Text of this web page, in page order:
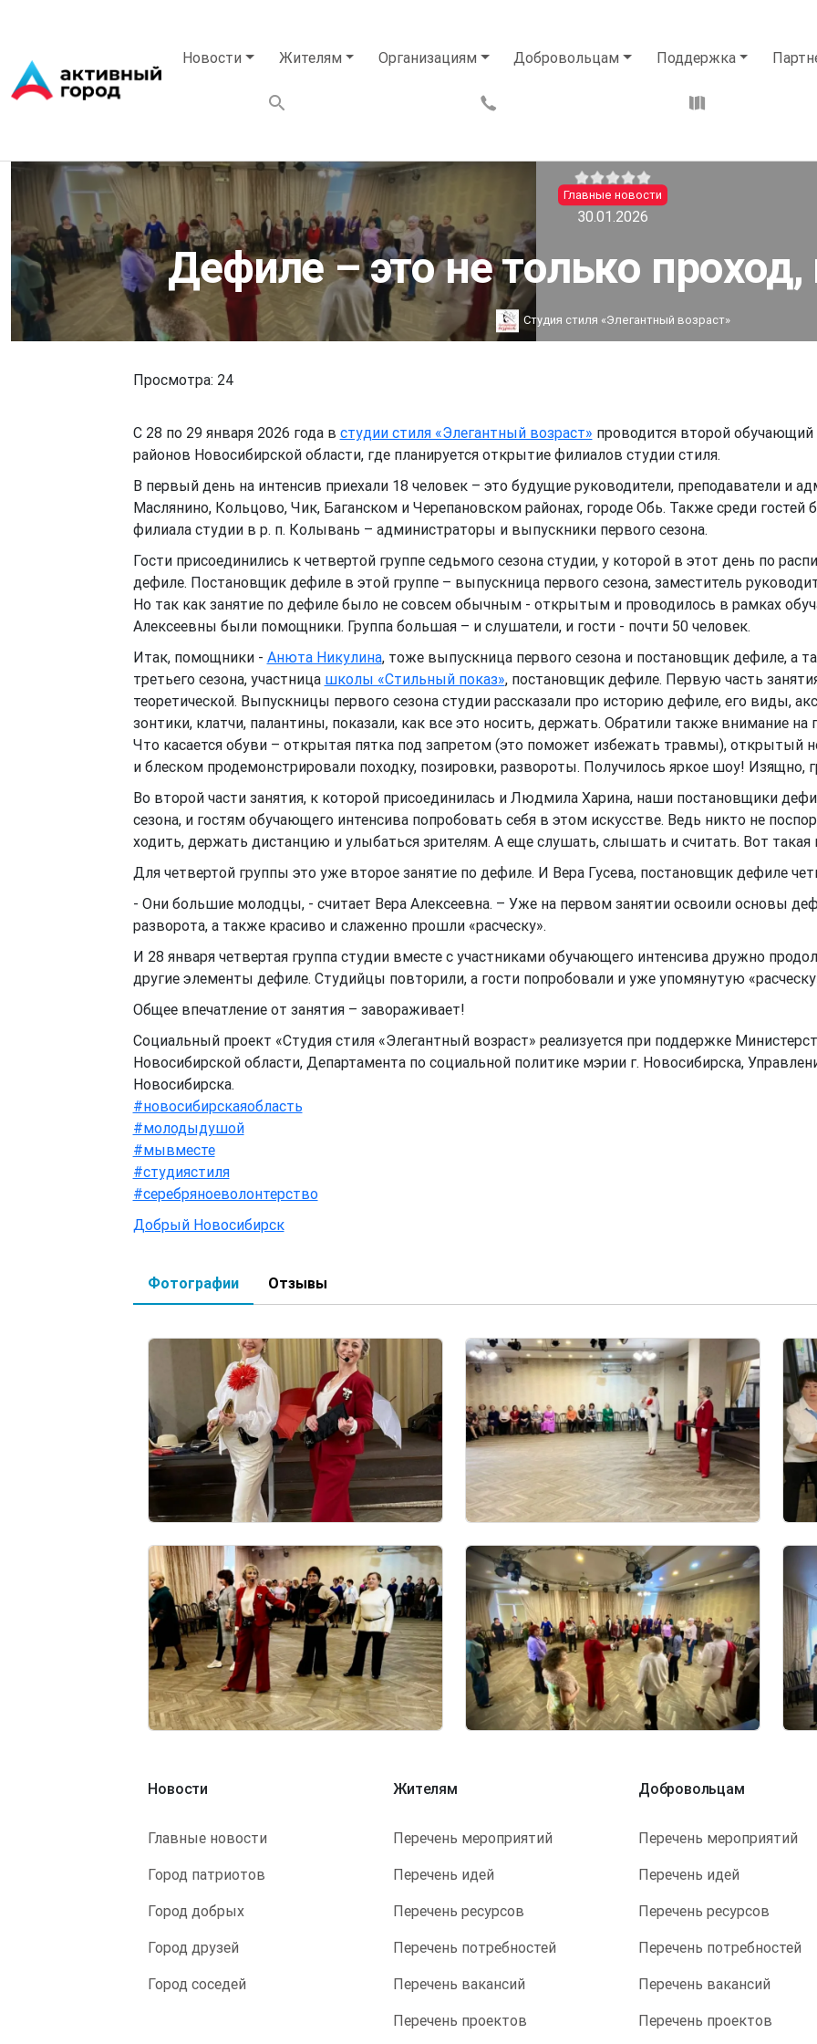
Новости Жителям Организациям Добровольцам Поддержка
Главные новости
30.01.2026
Дефиле – это не только проход,
Студия стиля «Элегантный возраст»
Просмотра: 24
С 28 по 29 января 2026 года в студии стиля «Элегантный возраст» проводится второй обучающий
районов Новосибирской области, где планируется открытие филиалов студии стиля.
В первый день на интенсив приехали 18 человек – это будущие руководители, преподаватели и
Маслянино, Кольцово, Чик, Баганском и Черепановском районах, городе Обь. Также среди
филиала студии в р. п. Колывань – администраторы и выпускники первого сезона.
Гости присоединились к четвертой группе седьмого сезона студии, у которой в этот день по
дефиле. Постановщик дефиле в этой группе – выпускница первого сезона, заместитель
Но так как занятие по дефиле было не совсем обычным - открытым и проводилось в рамках
Алексеевны были помощники. Группа большая – и слушатели, и гости - почти 50 человек.
Итак, помощники - Анюта Никулина, тоже выпускница первого сезона и постановщик дефиле, а
третьего сезона, участница школы «Стильный показ», постановщик дефиле. Первую часть
теоретической. Выпускницы первого сезона студии рассказали про историю дефиле, его виды,
зонтики, клатчи, палантины, показали, как все это носить, держать. Обратили также внимание
Что касается обуви – открытая пятка под запретом (это поможет избежать травмы), открытый
и блеском продемонстрировали походку, позировки, развороты. Получилось яркое шоу! Изящно,
Во второй части занятия, к которой присоединилась и Людмила Харина, наши постановщики
сезона, и гостям обучающего интенсива попробовать себя в этом искусстве. Ведь никто не
ходить, держать дистанцию и улыбаться зрителям. А еще слушать, слышать и считать. Вот такая
Для четвертой группы это уже второе занятие по дефиле. И Вера Гусева, постановщик дефиле
- Они большие молодцы, - считает Вера Алексеевна. – Уже на первом занятии освоили основы
разворота, а также красиво и слаженно прошли «расческу».
И 28 января четвертая группа студии вместе с участниками обучающего интенсива дружно
другие элементы дефиле. Студийцы повторили, а гости попробовали и уже упомянутую
Общее впечатление от занятия – завораживает!
Социальный проект «Студия стиля «Элегантный возраст» реализуется при поддержке
Новосибирской области, Департамента по социальной политике мэрии г. Новосибирска,
Новосибирска.
#новосибирскаяобласть
#молодыдушой
#мывместе
#студиястиля
#серебряноеволонтерство
Добрый Новосибирск
Фотографии
(активная вкладка)
Отзывы
Image Image
Image Image
Новости
Главные новости
Город патриотов
Город добрых
Город друзей
Город соседей
Жителям
Перечень мероприятий
Перечень идей
Перечень ресурсов
Перечень потребностей
Перечень вакансий
Перечень проектов
Добровольцам
Перечень мероприятий
Перечень идей
Перечень ресурсов
Перечень потребностей
Перечень вакансий
Перечень проектов